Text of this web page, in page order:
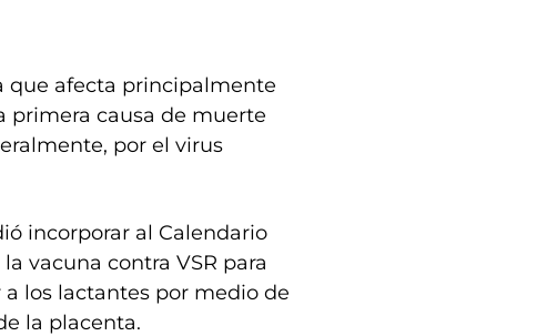
que afecta principalmente
primera causa de muerte
por el virus
incorporar al Calendario
vacuna contra VSR para
los lactantes por medio de
la placenta.